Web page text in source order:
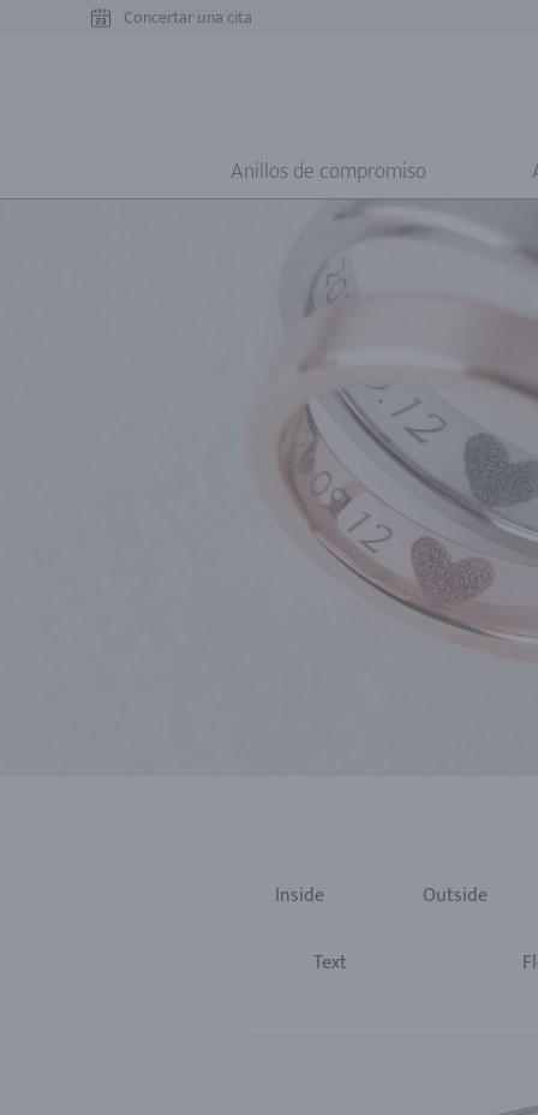
Concertar una cita
Anillos de compromiso
Inside Outside
Text